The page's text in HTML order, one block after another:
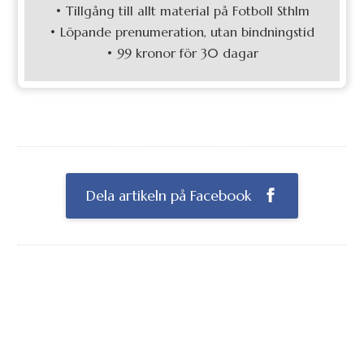
• Tillgång till allt material på Fotboll Sthlm
• Löpande prenumeration, utan bindningstid
• 99 kronor för 30 dagar
Dela artikeln på Facebook